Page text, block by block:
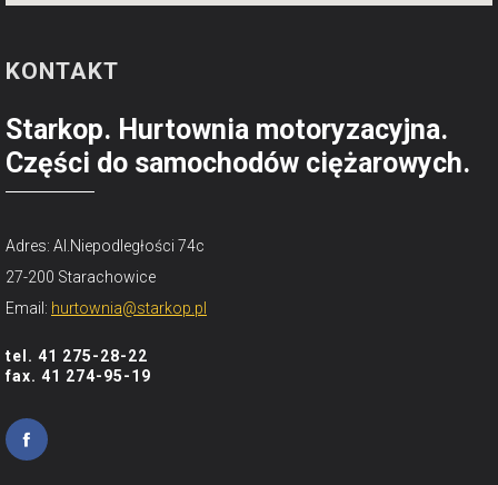
KONTAKT
Starkop. Hurtownia motoryzacyjna.
Części do samochodów ciężarowych.
Adres: Al.Niepodległości 74c
27-200 Starachowice
Email: hurtownia@starkop.pl
tel. 41 275-28-22
fax. 41 274-95-19